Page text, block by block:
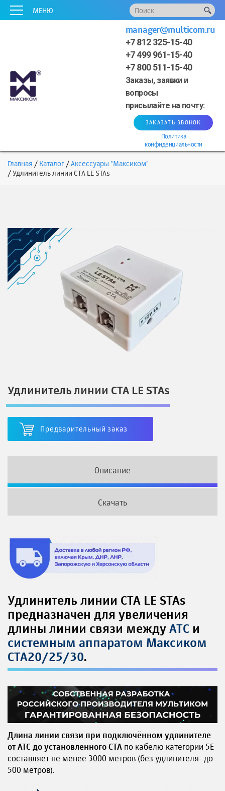
МЕНЮ
+7 812 325-15-40
+7 499 961-15-40
+7 800 511-15-40
Заказы, заявки и
вопросы
присылайте на почту:
manager@multicom.ru
ЗАКАЗАТЬ ЗВОНОК
Политика
конфиденциальности
Главная Каталог
Аксессуары "Максиком"
Удлинитель линии СТА LE STAs
Удлинитель линии СТА LE STAs
Предварительный заказ
Описание
Скачать
Удлинитель линии СТА LE STAs
предназначен для увеличения
длины линии связи между АТС и
системным аппаратом Максиком
СТА20/25/30.
Длина линии связи при подключённом удлинителе
от АТС до установленного СТА по кабелю категории 5E
составляет не менее 3000 метров (без удлинителя- до
500 метров).
xxxxx